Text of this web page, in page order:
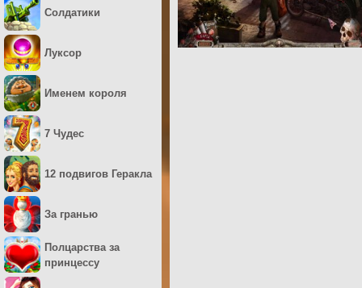
Солдатики
Луксор
Именем короля
7 Чудес
12 подвигов Геракла
За гранью
Полцарства за
принцессу